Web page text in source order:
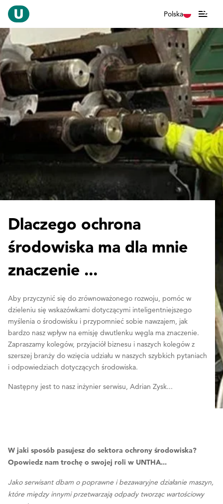
Polska
Dlaczego ochrona
środowiska ma dla mnie
znaczenie ...
Aby przyczynić się do zrównoważonego rozwoju, pomóc w
dzieleniu się wskazówkami dotyczącymi inteligentniejszego
myślenia o środowisku i przypomnieć sobie nawzajem, jak
bardzo nasz wpływ na emisję dwutlenku węgla ma znaczenie.
Zapraszamy kolegów, przyjaciół biznesu i naszych kolegów z
szerszej branży do wzięcia udziału w naszych szybkich pytaniach
i odpowiedziach dotyczących środowiska.
Następny jest to nasz inżynier serwisu, Adrian Zysk...
W jaki sposób pasujesz do sektora ochrony środowiska?
Opowiedz nam trochę o swojej roli w UNTHA...
Jako serwisant dbam o poprawne i bezawaryjne działanie maszyn,
które między innymi przetwarzają odpady tworząc wartościowy